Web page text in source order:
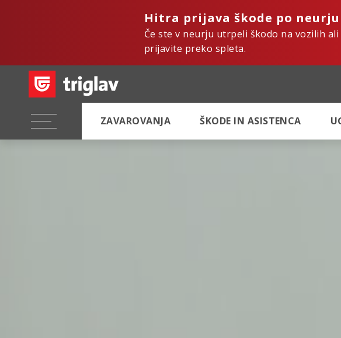
Hitra prijava škode po neurju
Če ste v neurju utrpeli škodo na vozilih
prijavite preko spleta.
ZAVAROVANJA ŠKODE IN ASISTENCA